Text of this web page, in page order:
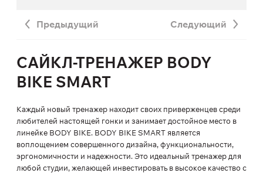
Предыдущий Следующий
САЙКЛ-ТРЕНАЖЕР BODY
BIKE SMART
Каждый новый тренажер находит своих приверженцев среди
любителей настоящей гонки и занимает достойное место в
линейке BODY BIKE. BODY BIKE SMART является
воплощением совершенного дизайна, функциональности,
эргономичности и надежности. Это идеальный тренажер для
любой студии, желающей инвестировать в высокое качество с